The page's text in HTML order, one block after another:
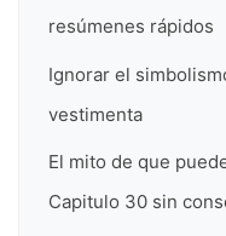
resúmenes rápidos
Ignorar el
vestimenta
El mito de que
Capitulo 30 sin